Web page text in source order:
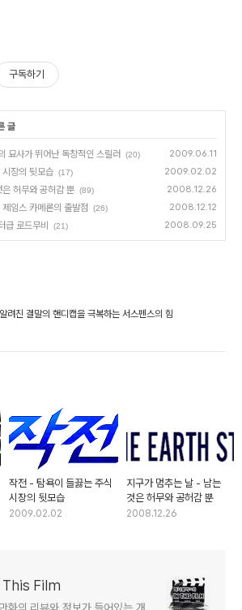
구독하기
글
묘사가 뛰어난 독창적인 스릴러 (20) 2009.06.11
장의 뒷모습 (17) 2009.02.02
허무와 공허감 뿐 (89) 2008.12.26
임스 카메론의 출발점 (26) 2008.12.12
급 로드무비 (21) 2008.09.25
려진 결말의 핸디캡을 극복하는 서스펜스의 힘
작전 - 탐욕이 들끓는 주식
시장의 뒷모습
2009.02.02
지구가 멈추는 날 - 남는
것은 허무와 공허감 뿐
2008.12.26
This Film